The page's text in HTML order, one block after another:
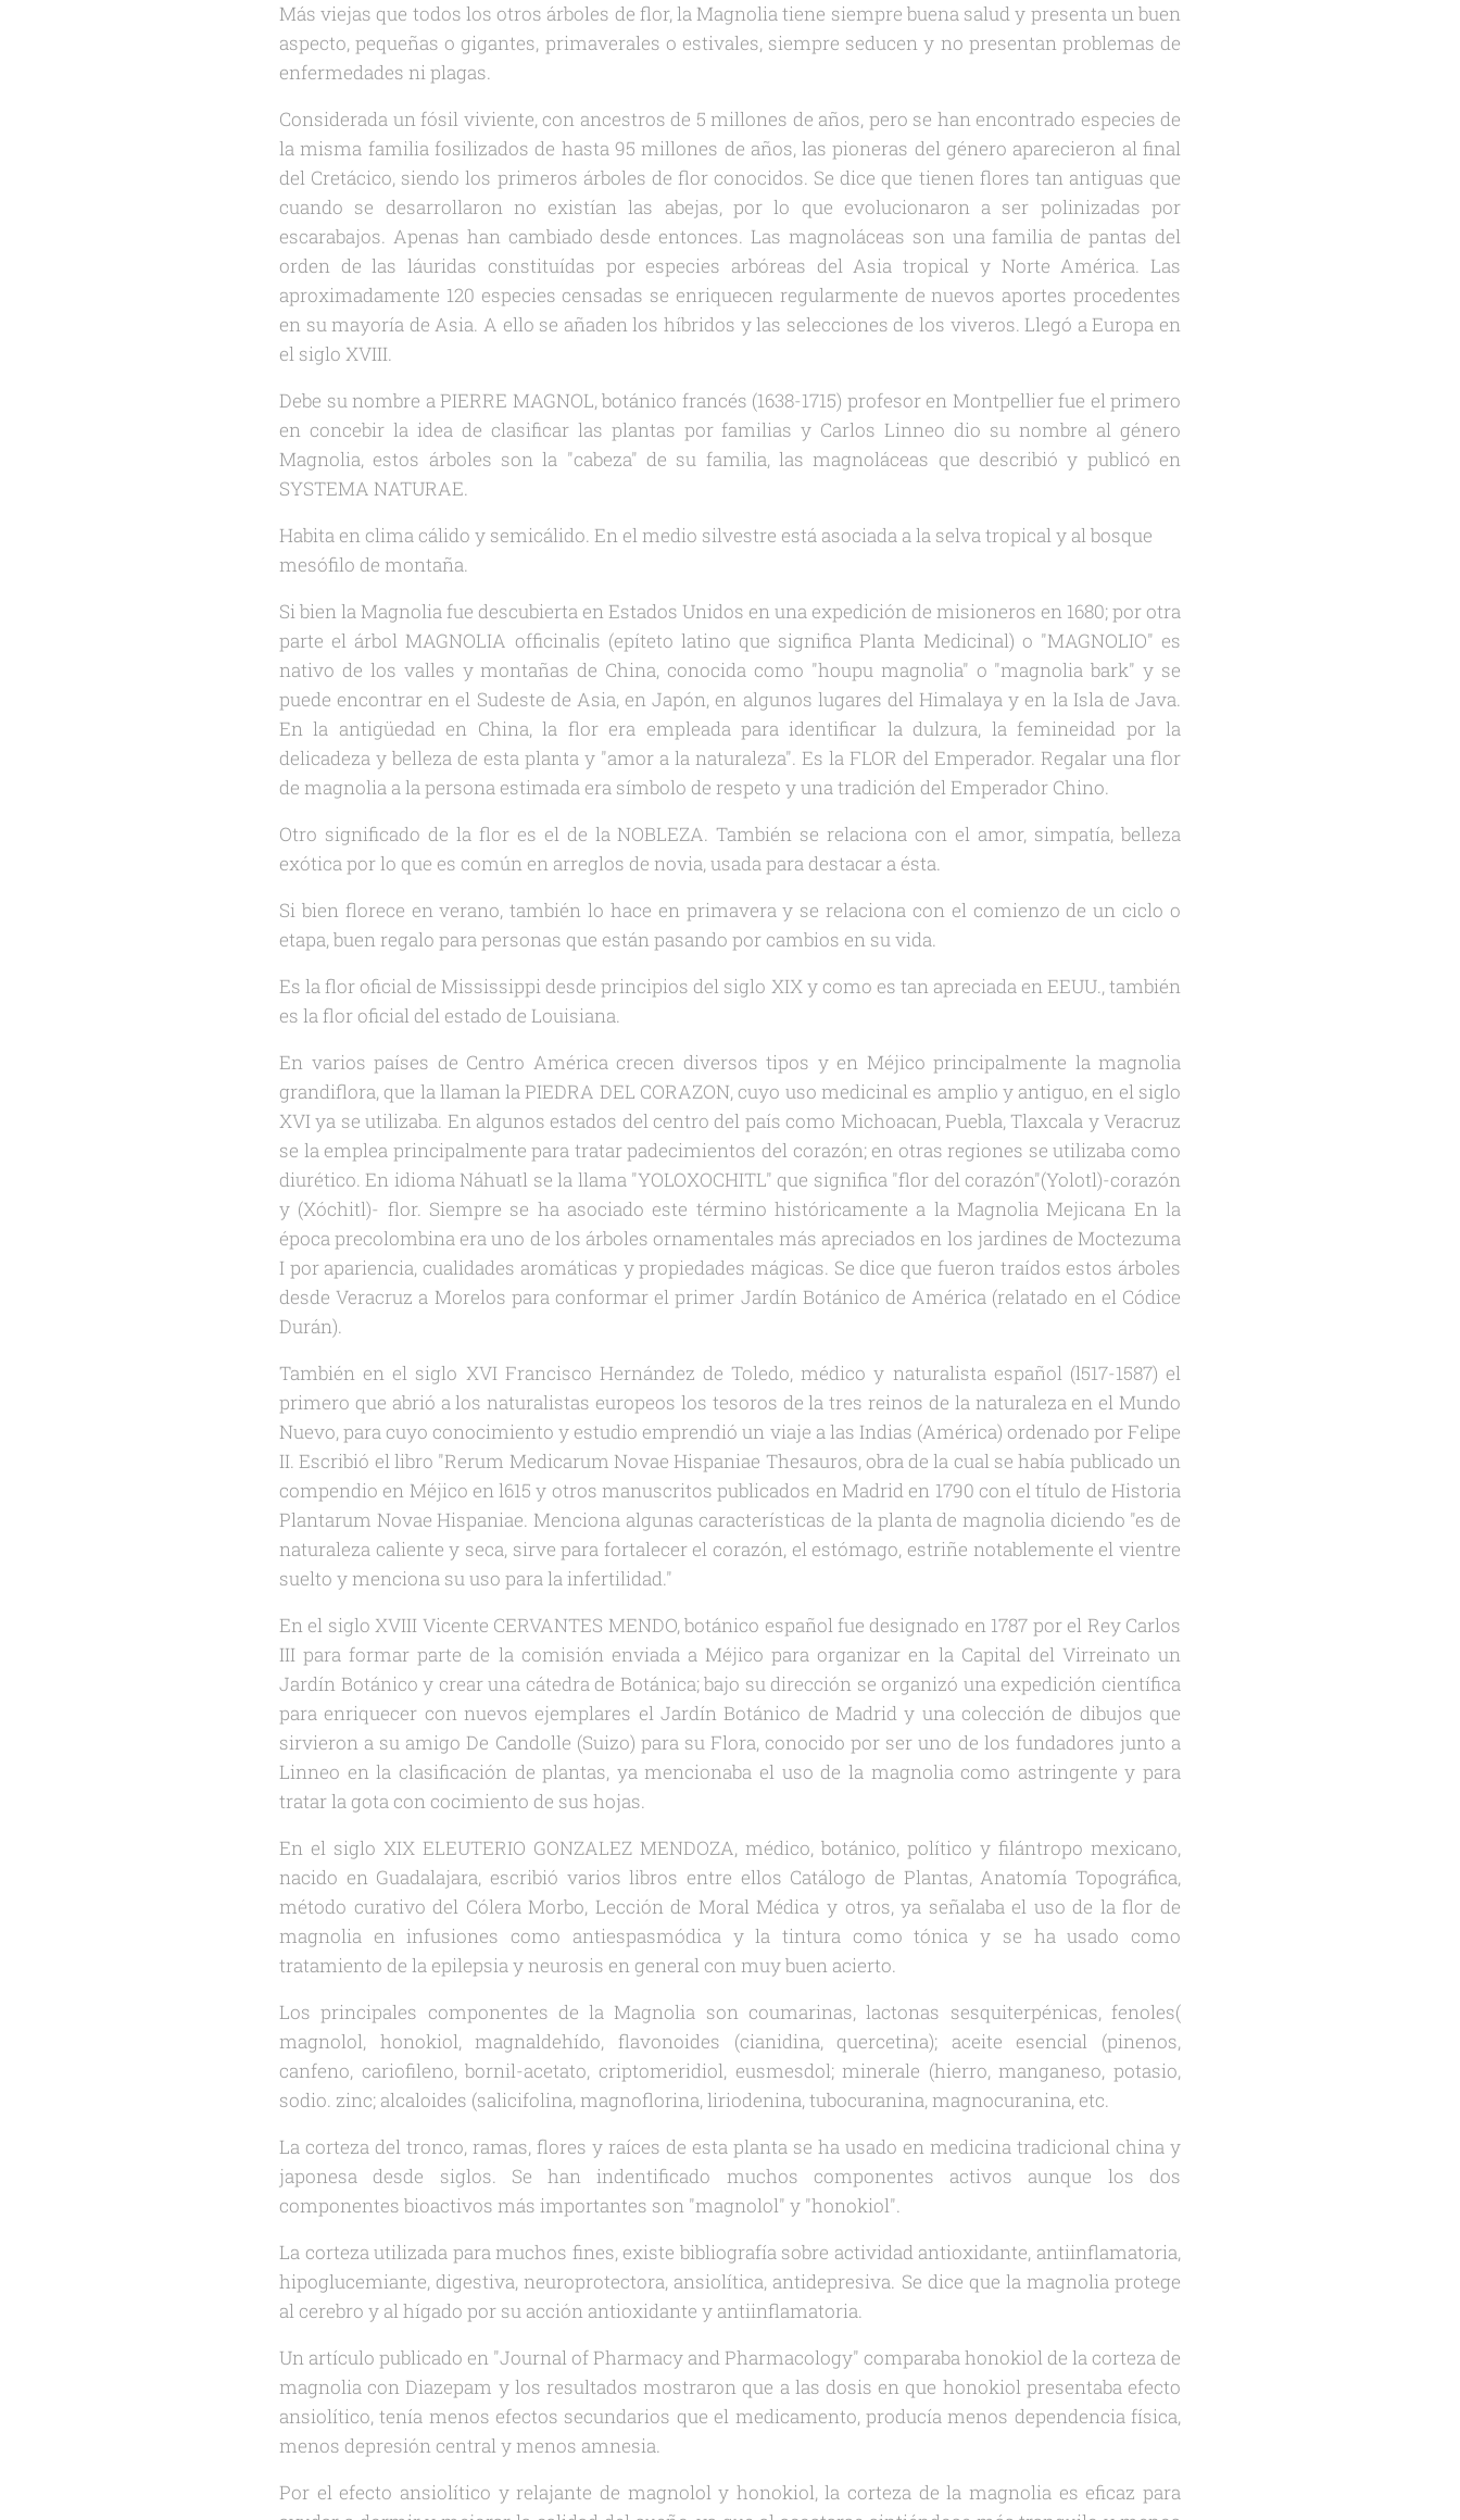
Más viejas que todos los otros árboles de flor, la Magnolia tiene siempre buena salud y presenta un buen
aspecto, pequeñas o gigantes, primaverales o estivales, siempre seducen y no presentan problemas de
enfermedades ni plagas.
Considerada un fósil viviente, con ancestros de 5 millones de años, pero se han encontrado especies de
la misma familia fosilizados de hasta 95 millones de años, las pioneras del género aparecieron al final
del Cretácico, siendo los primeros árboles de flor conocidos. Se dice que tienen flores tan antiguas que
cuando se desarrollaron no existían las abejas, por lo que evolucionaron a ser polinizadas por
escarabajos. Apenas han cambiado desde entonces. Las magnoláceas son una familia de pantas del
orden de las láuridas constituídas por especies arbóreas del Asia tropical y Norte América. Las
aproximadamente 120 especies censadas se enriquecen regularmente de nuevos aportes procedentes
en su mayoría de Asia. A ello se añaden los híbridos y las selecciones de los viveros. Llegó a Europa en
el siglo XVIII.
Debe su nombre a PIERRE MAGNOL, botánico francés (1638-1715) profesor en Montpellier fue el primero
en concebir la idea de clasificar las plantas por familias y Carlos Linneo dio su nombre al género
Magnolia, estos árboles son la "cabeza" de su familia, las magnoláceas que describió y publicó en
SYSTEMA NATURAE.
Habita en clima cálido y semicálido. En el medio silvestre está asociada a la selva tropical y al bosque
mesófilo de montaña.
Si bien la Magnolia fue descubierta en Estados Unidos en una expedición de misioneros en 1680; por otra
parte el árbol MAGNOLIA officinalis (epíteto latino que significa Planta Medicinal) o "MAGNOLIO" es
nativo de los valles y montañas de China, conocida como "houpu magnolia" o "magnolia bark" y se
puede encontrar en el Sudeste de Asia, en Japón, en algunos lugares del Himalaya y en la Isla de Java.
En la antigüedad en China, la flor era empleada para identificar la dulzura, la femineidad por la
delicadeza y belleza de esta planta y "amor a la naturaleza". Es la FLOR del Emperador. Regalar una flor
de magnolia a la persona estimada era símbolo de respeto y una tradición del Emperador Chino.
Otro significado de la flor es el de la NOBLEZA. También se relaciona con el amor, simpatía, belleza
exótica por lo que es común en arreglos de novia, usada para destacar a ésta.
Si bien florece en verano, también lo hace en primavera y se relaciona con el comienzo de un ciclo o
etapa, buen regalo para personas que están pasando por cambios en su vida.
Es la flor oficial de Mississippi desde principios del siglo XIX y como es tan apreciada en EEUU., también
es la flor oficial del estado de Louisiana.
En varios países de Centro América crecen diversos tipos y en Méjico principalmente la magnolia
grandiflora, que la llaman la PIEDRA DEL CORAZON, cuyo uso medicinal es amplio y antiguo, en el siglo
XVI ya se utilizaba. En algunos estados del centro del país como Michoacan, Puebla, Tlaxcala y Veracruz
se la emplea principalmente para tratar padecimientos del corazón; en otras regiones se utilizaba como
diurético. En idioma Náhuatl se la llama "YOLOXOCHITL" que significa "flor del corazón"(Yolotl)-corazón
y (Xóchitl)- flor. Siempre se ha asociado este término históricamente a la Magnolia Mejicana En la
época precolombina era uno de los árboles ornamentales más apreciados en los jardines de Moctezuma
I por apariencia, cualidades aromáticas y propiedades mágicas. Se dice que fueron traídos estos árboles
desde Veracruz a Morelos para conformar el primer Jardín Botánico de América (relatado en el Códice
Durán).
También en el siglo XVI Francisco Hernández de Toledo, médico y naturalista español (l517-1587) el
primero que abrió a los naturalistas europeos los tesoros de la tres reinos de la naturaleza en el Mundo
Nuevo, para cuyo conocimiento y estudio emprendió un viaje a las Indias (América) ordenado por Felipe
II. Escribió el libro "Rerum Medicarum Novae Hispaniae Thesauros, obra de la cual se había publicado un
compendio en Méjico en l615 y otros manuscritos publicados en Madrid en 1790 con el título de Historia
Plantarum Novae Hispaniae. Menciona algunas características de la planta de magnolia diciendo "es de
naturaleza caliente y seca, sirve para fortalecer el corazón, el estómago, estriñe notablemente el vientre
suelto y menciona su uso para la infertilidad."
En el siglo XVIII Vicente CERVANTES MENDO, botánico español fue designado en 1787 por el Rey Carlos
III para formar parte de la comisión enviada a Méjico para organizar en la Capital del Virreinato un
Jardín Botánico y crear una cátedra de Botánica; bajo su dirección se organizó una expedición científica
para enriquecer con nuevos ejemplares el Jardín Botánico de Madrid y una colección de dibujos que
sirvieron a su amigo De Candolle (Suizo) para su Flora, conocido por ser uno de los fundadores junto a
Linneo en la clasificación de plantas, ya mencionaba el uso de la magnolia como astringente y para
tratar la gota con cocimiento de sus hojas.
En el siglo XIX ELEUTERIO GONZALEZ MENDOZA, médico, botánico, político y filántropo mexicano,
nacido en Guadalajara, escribió varios libros entre ellos Catálogo de Plantas, Anatomía Topográfica,
método curativo del Cólera Morbo, Lección de Moral Médica y otros, ya señalaba el uso de la flor de
magnolia en infusiones como antiespasmódica y la tintura como tónica y se ha usado como
tratamiento de la epilepsia y neurosis en general con muy buen acierto.
Los principales componentes de la Magnolia son coumarinas, lactonas sesquiterpénicas, fenoles(
magnolol, honokiol, magnaldehído, flavonoides (cianidina, quercetina); aceite esencial (pinenos,
canfeno, cariofileno, bornil-acetato, criptomeridiol, eusmesdol; minerale (hierro, manganeso, potasio,
sodio. zinc; alcaloides (salicifolina, magnoflorina, liriodenina, tubocuranina, magnocuranina, etc.
La corteza del tronco, ramas, flores y raíces de esta planta se ha usado en medicina tradicional china y
japonesa desde siglos. Se han indentificado muchos componentes activos aunque los dos
componentes bioactivos más importantes son "magnolol" y "honokiol".
La corteza utilizada para muchos fines, existe bibliografía sobre actividad antioxidante, antiinflamatoria,
hipoglucemiante, digestiva, neuroprotectora, ansiolítica, antidepresiva. Se dice que la magnolia protege
al cerebro y al hígado por su acción antioxidante y antiinflamatoria.
Un artículo publicado en "Journal of Pharmacy and Pharmacology" comparaba honokiol de la corteza de
magnolia con Diazepam y los resultados mostraron que a las dosis en que honokiol presentaba efecto
ansiolítico, tenía menos efectos secundarios que el medicamento, producía menos dependencia física,
menos depresión central y menos amnesia.
Por el efecto ansiolítico y relajante de magnolol y honokiol, la corteza de la magnolia es eficaz para